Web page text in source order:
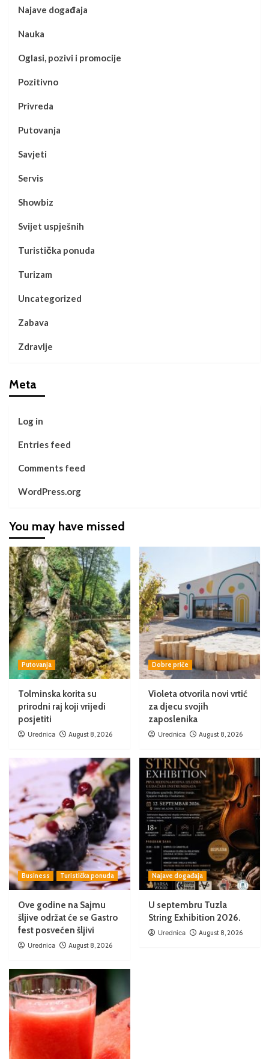
Najave događaja
Nauka
Oglasi, pozivi i promocije
Pozitivno
Privreda
Putovanja
Savjeti
Servis
Showbiz
Svijet uspješnih
Turistička ponuda
Turizam
Uncategorized
Zabava
Zdravlje
Meta
Log in
Entries feed
Comments feed
WordPress.org
You may have missed
Putovanja
Tolminska korita su
prirodni raj koji vrijedi
posjetiti
Urednica August 8, 2026
Dobre priče
Violeta otvorila novi vrtić
za djecu svojih
zaposlenika
Urednica August 8, 2026
Business Turistička ponuda
Ove godine na Sajmu
šljive održat će se Gastro
fest posvećen šljivi
Urednica August 8, 2026
Najave događaja
U septembru Tuzla
String Exhibition 2026.
Urednica August 8, 2026